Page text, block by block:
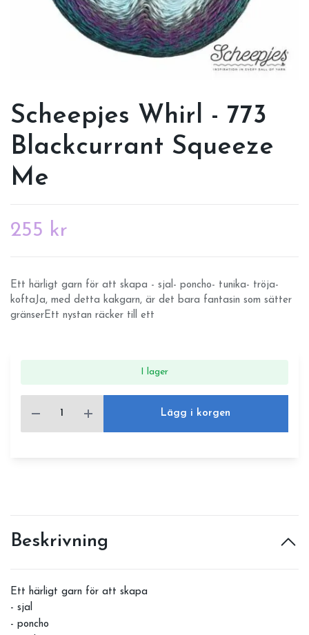
Scheepjes Whirl - 773
Blackcurrant Squeeze
Me
255 kr
Ett härligt garn för att skapa - sjal- poncho- tunika- tröja-
koftaJa, med detta kakgarn, är det bara fantasin som sätter
gränserEtt nystan räcker till ett
I lager
Lägg i korgen
Beskrivning
Ett härligt garn för att skapa
- sjal
- poncho